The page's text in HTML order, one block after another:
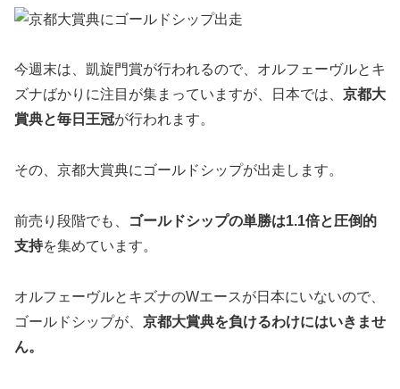
今週末は、凱旋門賞が行われるので、オルフェーヴルとキ
ズナばかりに注目が集まっていますが、日本では、 京都大
賞典と毎日王冠が行われます。
その、京都大賞典にゴールドシップが出走します。
前売り段階でも、
ゴールドシップの単勝は1.1倍と圧倒的
支持を集めています。
オルフェーヴルとキズナのWエースが日本にいないので、
ゴールドシップが、 京都大賞典を負けるわけにはいきませ
ん。